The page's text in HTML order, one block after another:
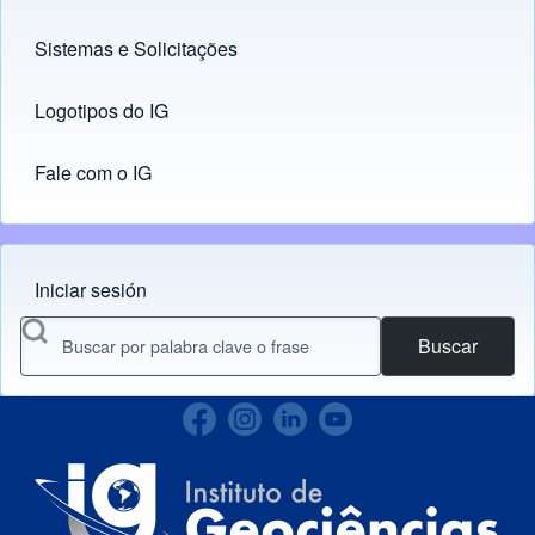
Sistemas e Solicitações
(opens in new tab)
Logotipos do IG
(opens in new tab)
Fale com o IG
Menu do usuário
Iniciar sesión
Buscar